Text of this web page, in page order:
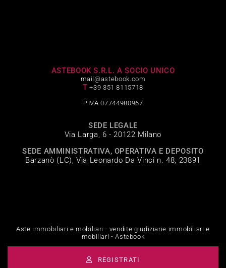
ASTEBOOK S.R.L. A SOCIO UNICO
mail@astebook.com
T +39 351 8115718
P.IVA 07744980967
SEDE LEGALE
Via Larga, 6 - 20122 Milano
SEDE AMMINISTRATIVA, OPERATIVA E DEPOSITO
Barzanò (LC), Via Leonardo Da Vinci n. 48, 23891
Aste immobiliari e mobiliari - vendite giudiziarie immobiliari e
mobiliari - Astebook
REGISTRATI